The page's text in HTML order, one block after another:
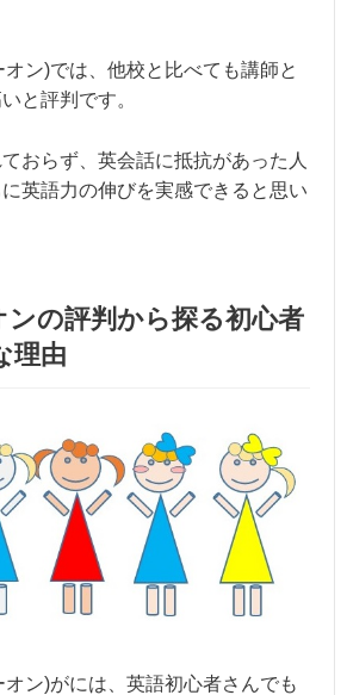
ン)では、他校と比べても講師と
と評判です。
おらず、英会話に抵抗があった人
英語力の伸びを実感できると思い
ンの評判から探る初心者
理由
ン)がには、英語初心者さんでも